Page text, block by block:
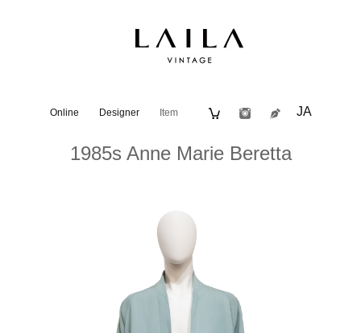
Online Designer Item JA
1985s Anne Marie Beretta